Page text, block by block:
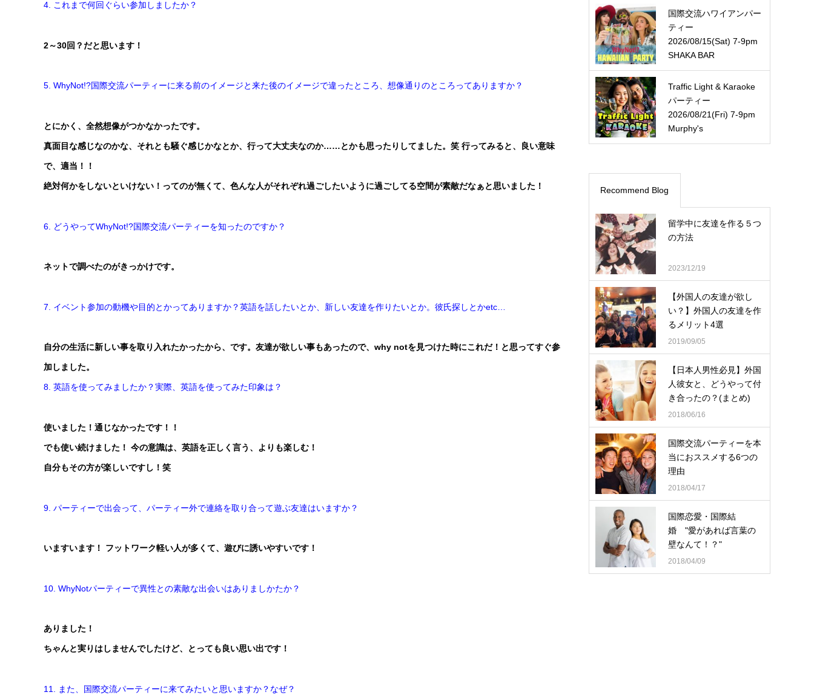
4. これまで何回ぐらい参加しましたか？
2～30回？だと思います！
5. WhyNot!?国際交流パーティーに来る前のイメージと来た後のイメージで違ったところ、想像通りのところってありますか？
とにかく、全然想像がつかなかったです。
真面目な感じなのかな、それとも騒ぐ感じかなとか、行って大丈夫なのか……とかも思ったりしてました。笑 行ってみると、良い意味
で、適当！！
絶対何かをしないといけない！ってのが無くて、色んな人がそれぞれ過ごしたいように過ごしてる空間が素敵だなぁと思いました！
6. どうやってWhyNot!?国際交流パーティーを知ったのですか？
ネットで調べたのがきっかけです。
7. イベント参加の動機や目的とかってありますか？英語を話したいとか、新しい友達を作りたいとか。彼氏探しとかetc…
自分の生活に新しい事を取り入れたかったから、です。友達が欲しい事もあったので、why notを見つけた時にこれだ！と思ってすぐ参
加しました。
8. 英語を使ってみましたか？実際、英語を使ってみた印象は？
使いました！通じなかったです！！
でも使い続けました！ 今の意識は、英語を正しく言う、よりも楽しむ！
自分もその方が楽しいですし！笑
9. パーティーで出会って、パーティー外で連絡を取り合って遊ぶ友達はいますか？
いますいます！ フットワーク軽い人が多くて、遊びに誘いやすいです！
10. WhyNotパーティーで異性との素敵な出会いはありましかたか？
ありました！
ちゃんと実りはしませんでしたけど、とっても良い思い出です！
11. また、国際交流パーティーに来てみたいと思いますか？なぜ？
国際交流ハワイアンパー
ティー
2026/08/15(Sat) 7-9pm
SHAKA BAR
Traffic Light & Karaoke
パーティー
2026/08/21(Fri) 7-9pm
Murphy's
Recommend Blog
留学中に友達を作る５つ
の方法
2023/12/19
【外国人の友達が欲し
い？】外国人の友達を作
るメリット4選
2019/09/05
【日本人男性必見】外国
人彼女と、どうやって付
き合ったの？(まとめ)
2018/06/16
国際交流パーティーを本
当におススメする6つの
理由
2018/04/17
国際恋愛・国際結
婚 "愛があれば言葉の
壁なんて！？"
2018/04/09